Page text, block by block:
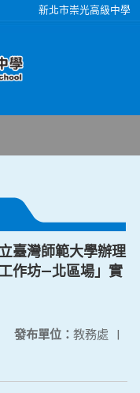
新北市崇光高級中學
臺灣師範大學辦理
作坊—北區場」實
發布單位： 教務處 |